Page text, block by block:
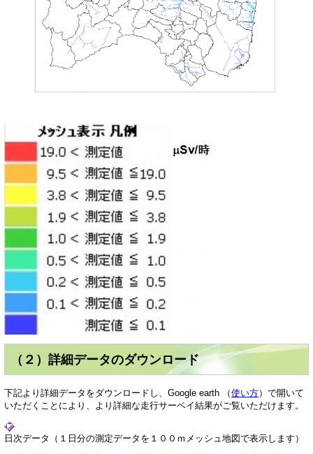
（２）詳細データのダウンロード
下記より詳細データをダウンロードし、Google earth （使い方）で開いて
いただくことにより、より詳細な走行サーベイ結果がご覧いただけます。
日次データ（１日分の測定データを１００ｍメッシュ地図で表示します）